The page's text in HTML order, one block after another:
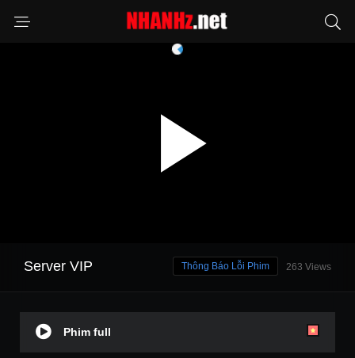
Server VIP 263 Views
Thông Báo Lỗi Phim
Phim full